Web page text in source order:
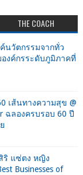
THE COACH
นวัตกรรมจากทั่ว
งค์กรระดับภูมิภาคที่
เส้นทางความสุข @
ฉลองครบรอบ 60 ปี
ริ แซ่ตง หญิง
Businesses of